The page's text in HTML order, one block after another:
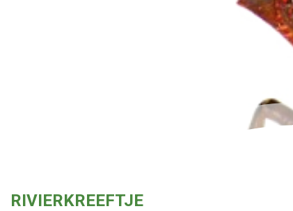
RIVIERKREEFTJE